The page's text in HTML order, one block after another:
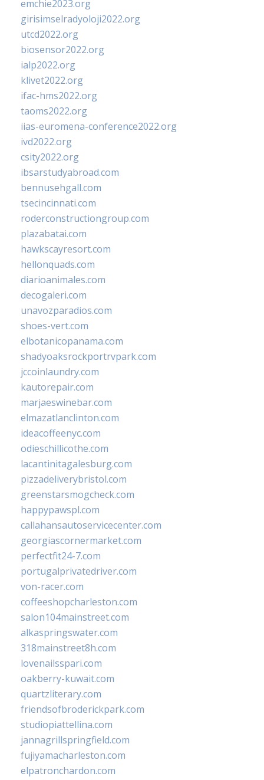
emchie2023.org
girisimselradyoloji2022.org
utcd2022.org
biosensor2022.org
ialp2022.org
klivet2022.org
ifac-hms2022.org
taoms2022.org
iias-euromena-conference2022.org
ivd2022.org
csity2022.org
ibsarstudyabroad.com
bennusehgall.com
tsecincinnati.com
roderconstructiongroup.com
plazabatai.com
hawkscayresort.com
hellonquads.com
diarioanimales.com
decogaleri.com
unavozparadios.com
shoes-vert.com
elbotanicopanama.com
shadyoaksrockportrvpark.com
jccoinlaundry.com
kautorepair.com
marjaeswinebar.com
elmazatlanclinton.com
ideacoffeenyc.com
odieschillicothe.com
lacantinitagalesburg.com
pizzadeliverybristol.com
greenstarsmogcheck.com
happypawspl.com
callahansautoservicecenter.com
georgiascornermarket.com
perfectfit24-7.com
portugalprivatedriver.com
von-racer.com
coffeeshopcharleston.com
salon104mainstreet.com
alkaspringswater.com
318mainstreet8h.com
lovenailsspari.com
oakberry-kuwait.com
quartzliterary.com
friendsofbroderickpark.com
studiopiattellina.com
jannagrillspringfield.com
fujiyamacharleston.com
elpatronchardon.com